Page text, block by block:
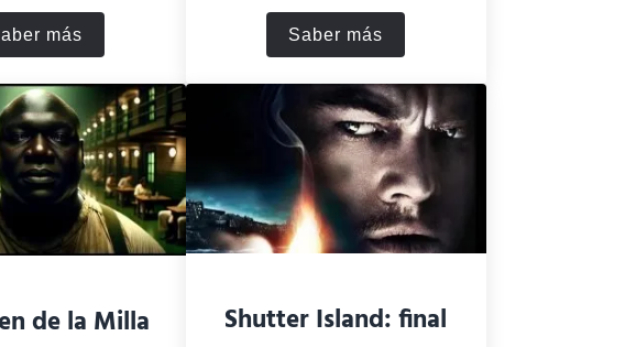
Análisis y Crítica
más
¿Por qué Neo tiene poderes en el mundo real?
Saber másLas mejores películas de
de la Milla
Shutter Island: final